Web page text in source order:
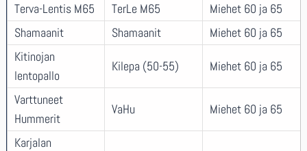
Terva-Lentis M65
TerLe M65
Miehet 60 ja 65
Shamaanit
Shamaanit
Miehet 60 ja 65
Kitinojan
lentopallo
Kilepa (50-55) Miehet 60 ja 65
Varttuneet
Hummerit
VaHu Miehet 60 ja 65
Karjalan